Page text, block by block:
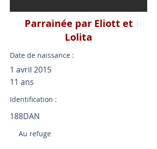
Parrainée par Eliott et
Lolita
Date de naissance :
1 avril 2015
11 ans
Identification :
188DAN
Au refuge